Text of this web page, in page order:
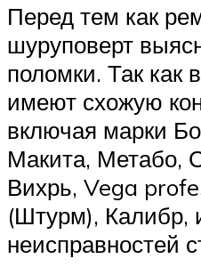
Перед тем как
шуруповерт
поломки. Так как
имеют схожую
включая марки
Макита, Метабо,
Вихрь, Vega
(Штурм), Калибр,
неисправностей